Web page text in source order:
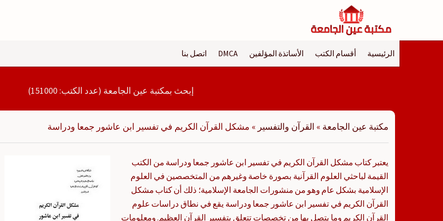
الرئيسية أقسام الكتب الأساتذة المؤلفين DMCA اتصل بنا
إبحث بمكتبة عين الجامعة (عدد الكتب: 151000)
مكتبة عين الجامعة » القرآن والتفسير » مشكل القرآن الكريم في تفسير ابن عاشور جمعا ودراسة
يعتبر كتاب مشكل القرآن الكريم في تفسير ابن عاشور جمعا ودراسة من الكتب
القيمة لباحثي العلوم القرآنية بصورة خاصة وغيرهم من المتخصصين في العلوم
الإسلامية بشكل عام وهو من منشورات الجامعة الإسلامية؛ ذلك أن كتاب مشكل
القرآن الكريم في تفسير ابن عاشور جمعا ودراسة يقع في نطاق دراسات علوم
القرآن الكريم وما يتصل بها من تخصصات تتعلق بتفسير القرآن العظيم. ومعلومات